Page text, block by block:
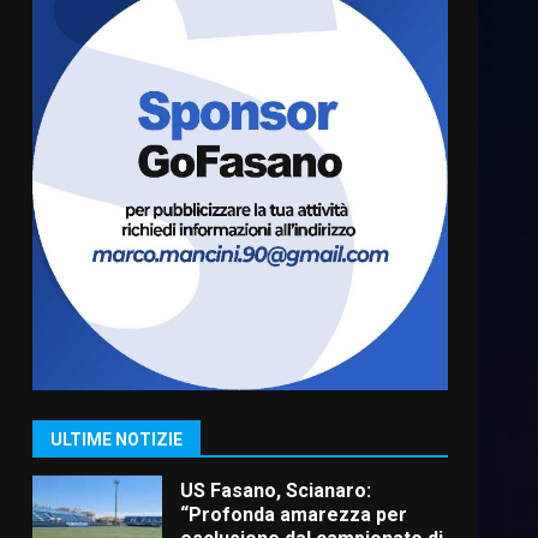
ULTIME NOTIZIE
Cura dei beni comuni e
cittadinanza attiva: online
l’avviso per la gestione
condivisa della Villetta di
Laureto
6 Agosto 2026 06:20
7
La magia del Minareto e la
prima assoluta de “L’Albergo
Belvedere. Il rapimento”
6 Agosto 2026 06:15
1
“I Contestatori: Musica di
Rivoluzione”: nuovo
appuntamento con “Fasano in
US Fasano, Scianaro:
“Profonda amarezza per